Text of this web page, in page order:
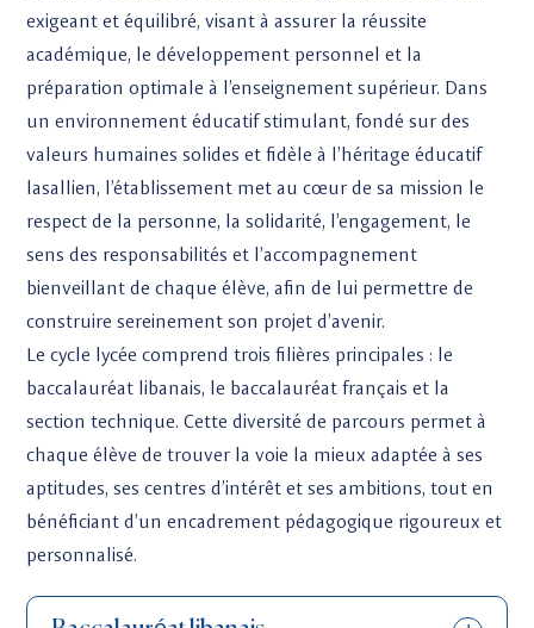
exigeant et équilibré, visant à assurer la réussite
académique, le développement personnel et la
préparation optimale à l’enseignement supérieur. Dans
un environnement éducatif stimulant, fondé sur des
valeurs humaines solides et fidèle à l’héritage éducatif
lasallien, l’établissement met au cœur de sa mission le
respect de la personne, la solidarité, l’engagement, le
sens des responsabilités et l’accompagnement
bienveillant de chaque élève, afin de lui permettre de
construire sereinement son projet d’avenir.
Le cycle lycée comprend trois filières principales : le
baccalauréat libanais, le baccalauréat français et la
section technique. Cette diversité de parcours permet à
chaque élève de trouver la voie la mieux adaptée à ses
aptitudes, ses centres d’intérêt et ses ambitions, tout en
bénéficiant d’un encadrement pédagogique rigoureux et
personnalisé.